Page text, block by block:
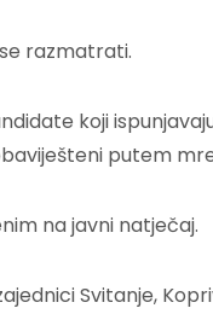
razmatrati.
koji
putem
na javni natječaj.
Svitanje,